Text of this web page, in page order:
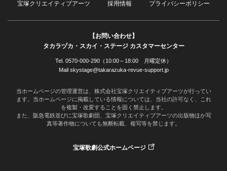
宝塚クリエイティブアーツ 採用情報 プライバシーポリシー
【お問い合わせ】
タカラヅカ・スカイ・ステージ カスタマーセンター
Tel. 0570-000-290（10:00～18:00 月曜定休）
Mail skystage@takarazuka-revue-support.jp
当ホームページの管理運営は、株式会社宝塚クリエイティブアーツが行ってい
ます。当ホームページに掲載している情報については、当社の許可なく、これ
を複製・改変することを固く禁止します。
また、阪急電鉄並びに宝塚歌劇団、宝塚クリエイティブアーツの出版物ほか写
真等著作物についても無断転載、複写等を禁じます。
宝塚歌劇公式ホームページ